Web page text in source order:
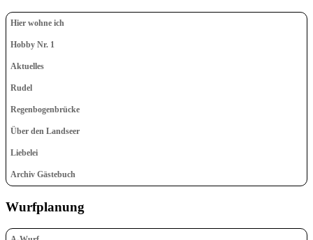
Hier wohne ich
Hobby Nr. 1
Aktuelles
Rudel
Regenbogenbrücke
Über den Landseer
Liebelei
Archiv Gästebuch
Wurfplanung